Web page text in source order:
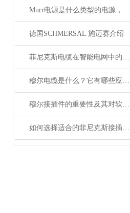
Murr电源是什么类型的电源，主要用于哪些领域？
德国SCHMERSAL 施迈赛介绍
菲尼克斯电缆在智能电网中的应用
穆尔电缆是什么？它有哪些应用领域？
穆尔接插件的重要性及其对软件开发的影响
如何选择适合的菲尼克斯接插件？